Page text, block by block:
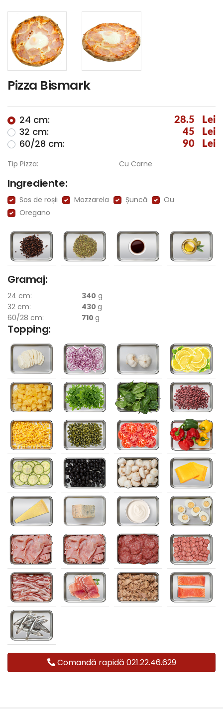
Pizza Bismark
24 cm: 28.5 Lei
32 cm: 45 Lei
60/28 cm: 90
Lei
Tip Pizza:
Cu Carne
Ingrediente:
Sos de roșii Mozzarela Șuncă
Ou
Oregano
Gramaj:
24 cm: 340 g
32 cm:
430g
60/28 cm:
710g
Topping:
Comandă rapidă 021.22.46.629